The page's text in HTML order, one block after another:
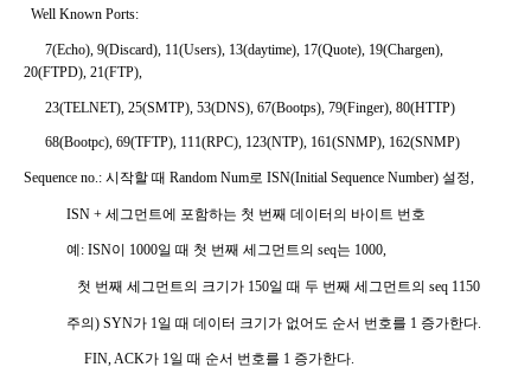
Well Known Ports:
7(Echo), 9(Discard), 11(Users), 13(daytime), 17(Quote), 19(Chargen),
20(FTPD), 21(FTP),
23(TELNET), 25(SMTP), 53(DNS), 67(Bootps), 79(Finger), 80(HTTP)
68(Bootpc), 69(TFTP), 111(RPC), 123(NTP), 161(SNMP), 162(SNMP)
Sequence no.: 시작할 때 Random Num로 ISN(Initial Sequence Number) 설정,
ISN + 세그먼트에 포함하는 첫 번째 데이터의 바이트 번호
예 : ISN이 1000일 때 첫 번째 세그먼트의 seq는 1000,
첫 번째 세그먼트의 크기가 150일 때 두 번째 세그먼트의 seq 1150
주의) SYN가 1 일 때 데이터 크기가 없어도 순서 번호를 1 증가한다
FIN, ACK가 1일 때 순서 번호를 1 증가한다.